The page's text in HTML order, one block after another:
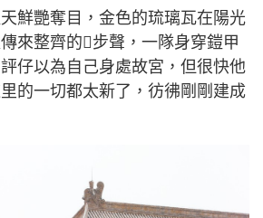
鮮艷奪目，金色的琉璃瓦在陽光
來整齊的步聲，一隊身穿鎧甲
仔以為自己身處故宮，但很快他
的一切都太新了，彷彿剛剛建成